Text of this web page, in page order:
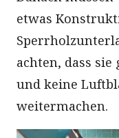
etwas
achten, dass
und keine
weitermachen.